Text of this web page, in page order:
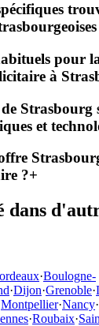
pour
à
Strasbourg
et
?+
dans
·Boulogne-
·Dijon·Grenoble·
Montpellier·Nancy·
·Roubaix·